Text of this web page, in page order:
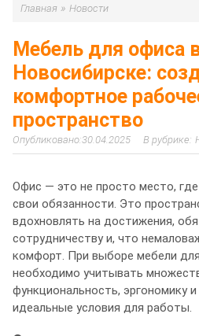
Главная » Новости
Мебель для офиса
Новосибирске:
комфортное
пространство
30.04.2025
Офис — это не просто место,
свои обязанности. Это
вдохновлять на достижения,
сотрудничеству и, что
комфорт. При выборе мебели
необходимо учитывать
функциональность, эргономику
идеальные условия для работы.